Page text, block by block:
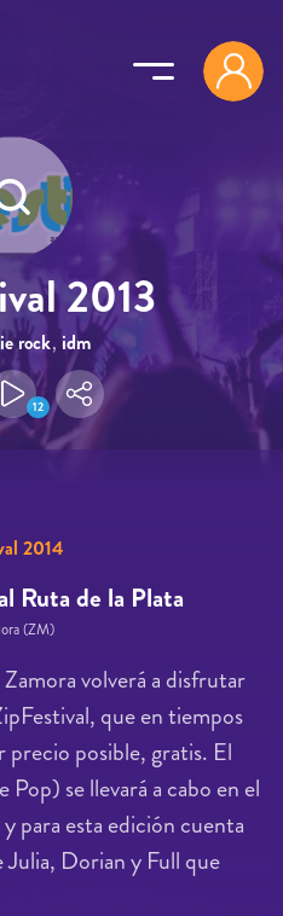
2013
rock, idm
12
2014
Ruta de la Plata
(ZM)
volverá a disfrutar
que en tiempos
precio posible, gratis. El
se llevará a cabo en el
para esta edición cuenta
Julia, Dorian y Full que